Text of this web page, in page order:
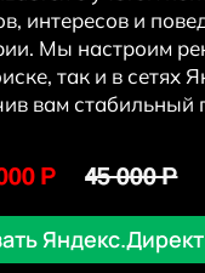
интересов и
Мы настроим
так и в сетях
вам стабильный
P 45 000 P
Яндекс.Директ